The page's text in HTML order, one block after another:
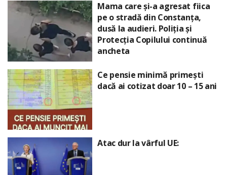
Mama care și-a agresat fiica
pe o stradă din Constanța,
dusă la audieri. Poliția și
Protecția Copilului continuă
ancheta
Ce pensie minimă primești
dacă ai cotizat doar 10 – 15 ani
Atac dur la vârful UE: